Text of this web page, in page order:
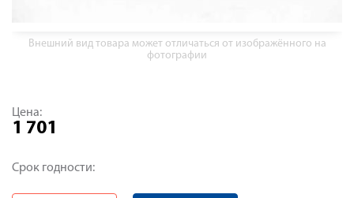
Внешний вид товара может отличаться от изображённого на
фотографии
Цена:
1 701
Срок годности: